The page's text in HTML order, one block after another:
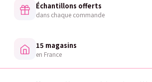
Échantillons offerts
dans chaque commande
15 magasins
en France